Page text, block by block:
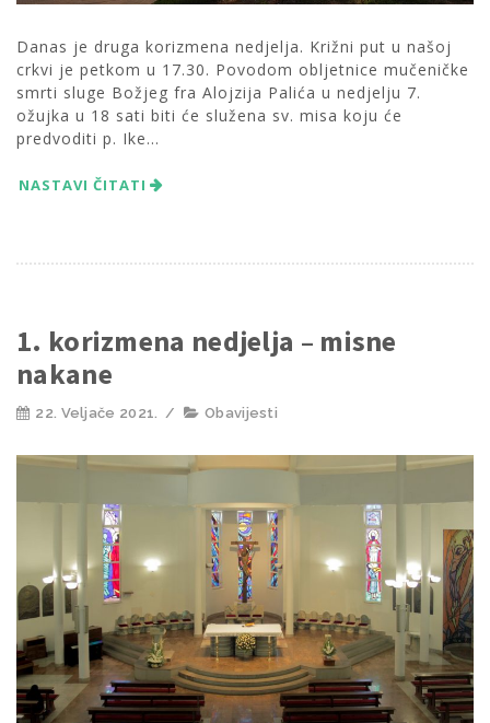
Danas je druga korizmena nedjelja. Križni put u našoj
crkvi je petkom u 17.30. Povodom obljetnice mučeničke
smrti sluge Božjeg fra Alojzija Palića u nedjelju 7.
ožujka u 18 sati biti će služena sv. misa koju će
predvoditi p. Ike...
NASTAVI ČITATI
1. korizmena nedjelja – misne
nakane
22. Veljače 2021. / Obavijesti